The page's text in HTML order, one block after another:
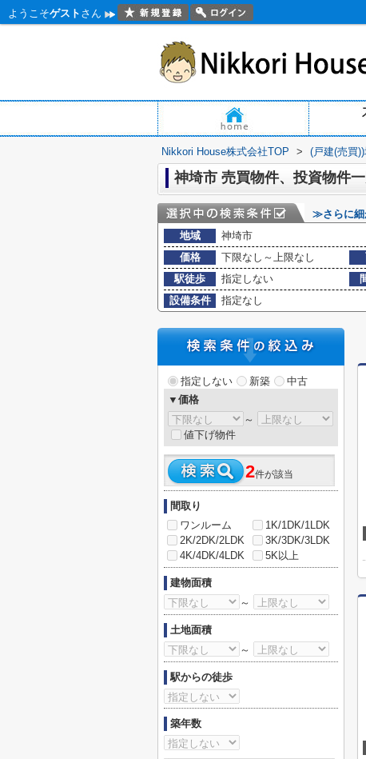
ようこそゲスト さん
Nikkori House株式会社TOP > (戸建(売買
神埼市 売買物件、投資物件
≫さらに細
地域
神埼市
価格
下限なし～上限なし
駅徒歩
指定しない
設備条件
指定なし
指定しない 新築
中古
▼価格
～
値下げ物件
2件が該当
間取り
ワンルーム
1K/1DK/1LDK
2K/2DK/2LDK
3K/3DK/3LDK
4K/4DK/4LDK
5K以上
建物面積
～
土地面積
～
駅からの徒歩
築年数